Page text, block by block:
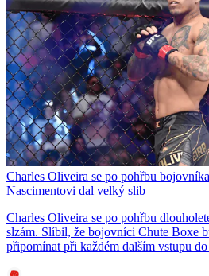
Charles Oliveira se po pohřbu
Nascimentovi dal velký slib
Charles Oliveira se po pohřbu
slzám. Slíbil, že bojovníci Chute Boxe
připomínat při každém dalším vstupu